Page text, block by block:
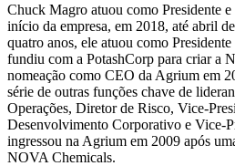
Chuck Magro atuou como Presidente
início da empresa, em 2018, até abril
quatro anos, ele atuou como
fundiu com a PotashCorp para criar a
nomeação como CEO da Agrium em
série de outras funções chave de
Operações, Diretor de Risco, Vice-
Desenvolvimento Corporativo e Vice-
ingressou na Agrium em 2009 após
NOVA Chemicals.